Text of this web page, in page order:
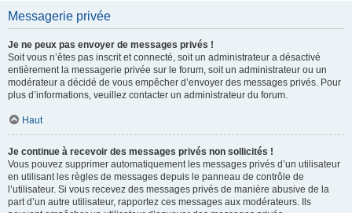
Messagerie privée
Je ne peux pas envoyer de messages privés !
Soit vous n’êtes pas inscrit et connecté, soit un administrateur a désactivé
entièrement la messagerie privée sur le forum, soit un administrateur ou un
modérateur a décidé de vous empêcher d’envoyer des messages privés. Pour
plus d’informations, veuillez contacter un administrateur du forum.
Haut
Je continue à recevoir des messages privés non sollicités !
Vous pouvez supprimer automatiquement les messages privés d’un utilisateur
en utilisant les règles de messages depuis le panneau de contrôle de
l’utilisateur. Si vous recevez des messages privés de manière abusive de la
part d’un autre utilisateur, rapportez ces messages aux modérateurs. Ils